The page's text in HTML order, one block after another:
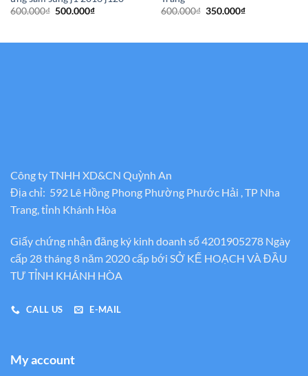
600.000₫ Giá
500.000₫Giá
500.000₫.
600.000₫ Giá
350.000₫Giá
350.000₫.
Công ty TNHH XD&CN Quỳnh An
Địa chỉ: 592 Lê Hồng Phong Phường Phước Hải , TP Nha
Trang, tỉnh Khánh Hòa
Giấy chứng nhận đăng ký kinh doanh số 4201905278 Ngày
cấp 28 tháng 8 năm 2020 cấp bới SỞ KẾ HOẠCH VÀ ĐẦU
TƯ TỈNH KHÁNH HÒA
CALL US E-MAIL
My account